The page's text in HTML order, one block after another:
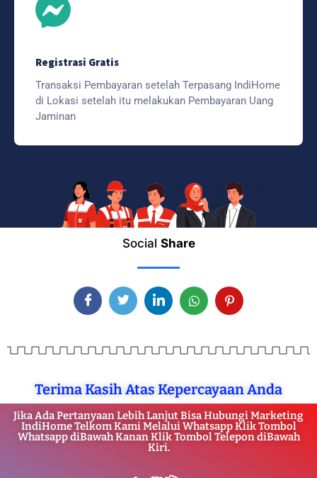
Registrasi Gratis
Transaksi Pembayaran setelah Terpasang IndiHome
di Lokasi setelah itu melakukan Pembayaran Uang
Jaminan
Social Share
Terima Kasih Atas Kepercayaan Anda
Jika Ada Pertanyaan Lebih Lanjut Bisa Hubungi Marketing
IndiHome Telkom Kami Melalui Whatsapp Klik Tombol
Whatsapp diBawah Kanan Klik Tombol Telepon diBawah
Kiri.